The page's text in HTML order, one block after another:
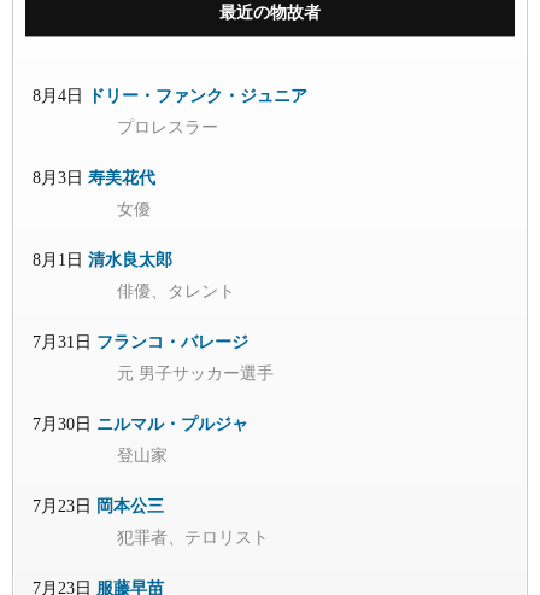
最近の物故者
8月4日
ドリー・ファンク・ジュニア
プロレスラー
8月3日 寿美花代
女優
8月1日 清水良太郎
俳優、タレント
7月31日 フランコ・バレージ
元 男子サッカー選手
7月30日 ニルマル・プルジャ
登山家
7月23日 岡本公三
犯罪者、テロリスト
7月23日 服藤早苗